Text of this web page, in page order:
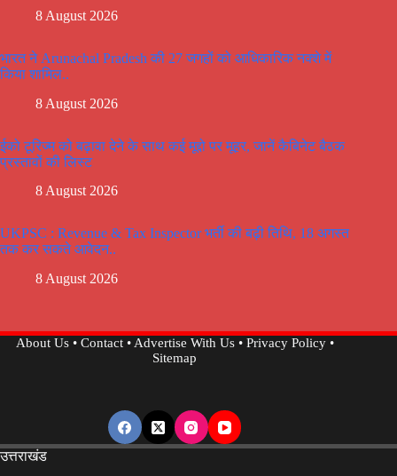
8 August 2026
भारत ने Arunachal Pradesh की 27 जगहों को आधिकारिक नक्शे में
किया शामिल..
8 August 2026
ईको टूरिज्म को बढ़ावा देने के साथ कई मूद्दो पर मूहर, जानें कैबिनेट बैठक
प्रस्तावों की लिस्ट
8 August 2026
UKPSC : Revenue & Tax Inspector भर्ती की बढ़ी तिथि, 18 अगस्त
तक कर सकते आवेदन..
8 August 2026
About Us• Contact•Advertise With Us• Privacy Policy•
Sitemap
उत्तराखंड